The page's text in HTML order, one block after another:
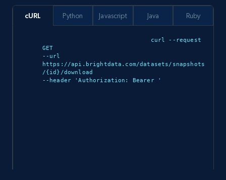
URL, Sku, Breadcrumbs, Name, Rating, Review
count, Description, Image, and more.
eCommerce
897+ 114+ Buy Now
cURL
curl --request
GET
--url
https://api.brightdata.com/datasets/snapshots
/{id}/download
--header 'Authorization: Bearer
'
Python Javascript Java Ruby